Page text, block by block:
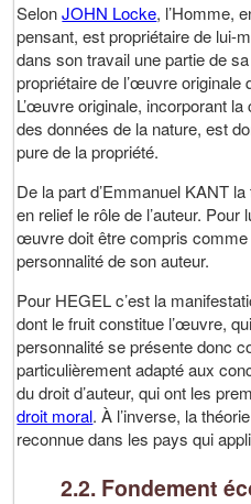
SelonJOHN Locke, l’Homme,
pensant, est propriétaire de lui-
dans son travail une partie de
propriétaire de l’œuvre originale
L’œuvre originale, incorporant
des données de la nature, est
pure de la propriété.
De la part d’Emmanuel KANT
en relief le rôle de l’auteur. Pour
œuvre doit être compris comme
personnalité de son auteur.
Pour HEGEL c’est la
dont le fruit constitue l’œuvre,
personnalité se présente donc
particulièrement adapté aux
du droit d’auteur, qui ont les
droit moral. À l’inverse, la
reconnue dans les pays qui
2.2. Fondement